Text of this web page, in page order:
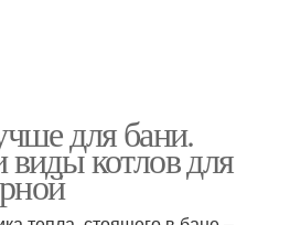
для бани.
котлов для